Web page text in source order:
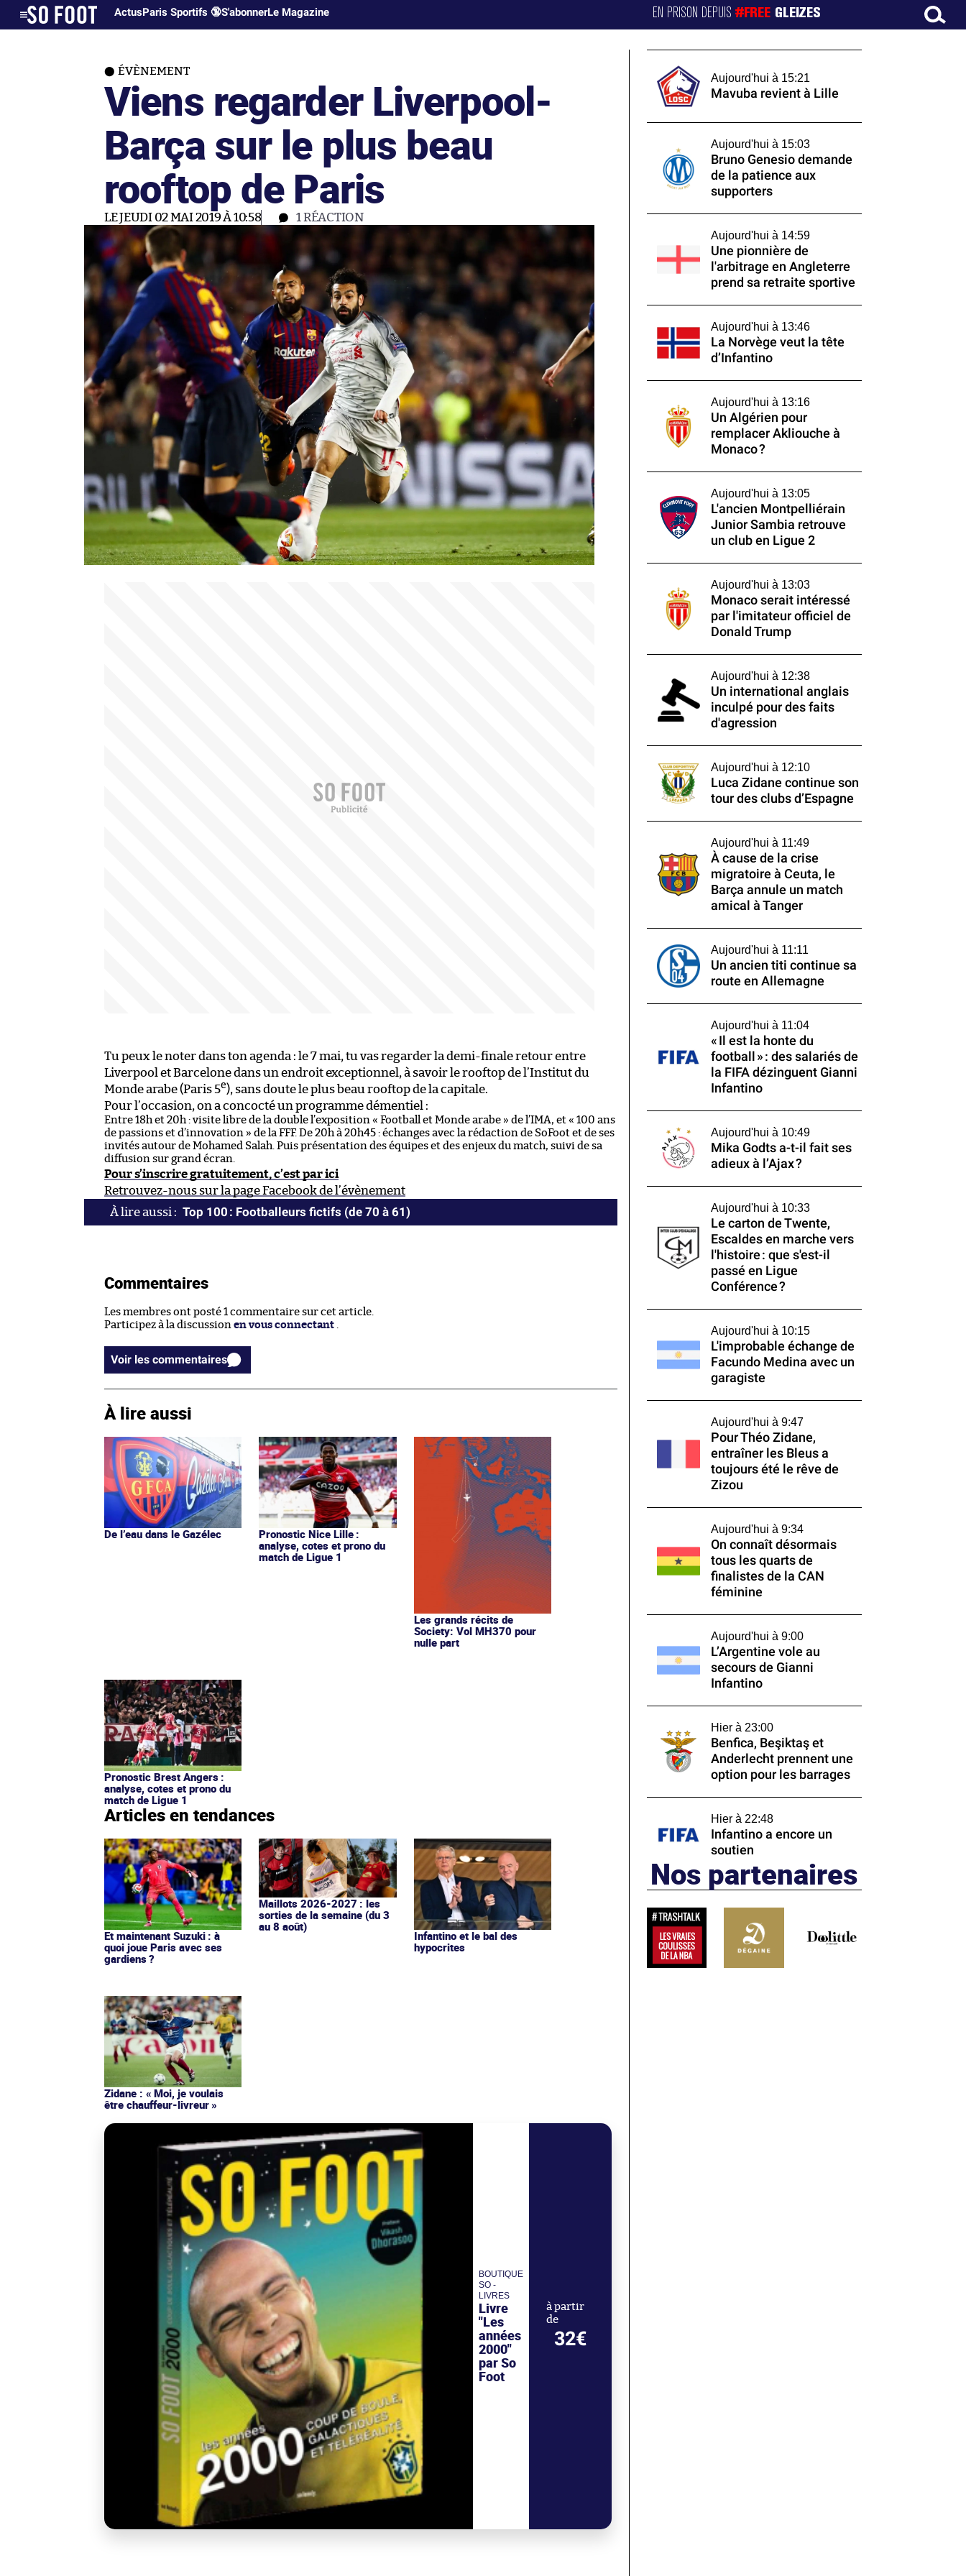
ActusParis Sportifs 🔞S'abonnerLe Magazine EN PRISON DEPUIS#FREE GLEIZES
ÉVÈNEMENT
Viens regarder Liverpool-
Barça sur le plus beau
rooftop de Paris
LE JEUDI 02 MAI 2019 À 10:58 1 RÉACTION
Tu peux le noter dans ton agenda : le 7 mai, tu vas regarder la demi-finale retour entre
Liverpool et Barcelone dans un endroit exceptionnel, à savoir le rooftop de l’Institut du
Monde arabe (Paris 5e), sans doute le plus beau rooftop de la capitale.
Pour l’occasion, on a concocté un programme démentiel :
Entre 18h et 20h : visite libre de la double l’exposition « Football et Monde arabe » de l’IMA, et « 100 ans
de passions et d’innovation » de la FFF. De 20h à 20h45 : échanges avec la rédaction de SoFoot et de ses
invités autour de Mohamed Salah. Puis présentation des équipes et des enjeux du match, suivi de sa
diffusion sur grand écran.
Pour s’inscrire gratuitement, c’est par ici
Retrouvez-nous sur la page Facebook de l’évènement
Top 100 : Footballeurs fictifs (de 70 à 61)
Commentaires
Les membres ont posté 1 commentaire sur cet article.
Participez à la discussion en vous connectant
Voir les commentaires
À lire aussi
De l’eau dans le Gazélec
Pronostic Nice Lille :
analyse, cotes et prono du
match de Ligue 1
Les grands récits de
Society: Vol MH370 pour
nulle part
Pronostic Brest Angers :
analyse, cotes et prono du
match de Ligue 1
Articles en tendances
Et maintenant Suzuki : à
quoi joue Paris avec ses
gardiens ?
Maillots 2026-2027 : les
sorties de la semaine (du 3
au 8 août)
Infantino et le bal des
hypocrites
Zidane : « Moi, je voulais
être chauffeur-livreur »
BOUTIQUE
SO -
LIVRES
Livre
"Les
années
2000"
par So
Foot
à partir
de
32€
Aujourd'hui à 15:21
Mavuba revient à Lille
Aujourd'hui à 15:03
Bruno Genesio demande
de la patience aux
supporters
Aujourd'hui à 14:59
Une pionnière de
l'arbitrage en Angleterre
prend sa retraite sportive
Aujourd'hui à 13:46
La Norvège veut la tête
d’Infantino
Aujourd'hui à 13:16
Un Algérien pour
remplacer Akliouche à
Monaco ?
Aujourd'hui à 13:05
L'ancien Montpelliérain
Junior Sambia retrouve
un club en Ligue 2
Aujourd'hui à 13:03
Monaco serait intéressé
par l'imitateur officiel de
Donald Trump
Aujourd'hui à 12:38
Un international anglais
inculpé pour des faits
d'agression
Aujourd'hui à 12:10
Luca Zidane continue son
tour des clubs d’Espagne
Aujourd'hui à 11:49
À cause de la crise
migratoire à Ceuta, le
Barça annule un match
amical à Tanger
Aujourd'hui à 11:11
Un ancien titi continue sa
route en Allemagne
Aujourd'hui à 11:04
« Il est la honte du
football » : des salariés de
la FIFA dézinguent Gianni
Infantino
Aujourd'hui à 10:49
Mika Godts a-t-il fait ses
adieux à l’Ajax ?
Aujourd'hui à 10:33
Le carton de Twente,
Escaldes en marche vers
l'histoire : que s'est-il
passé en Ligue
Conférence ?
Aujourd'hui à 10:15
L'improbable échange de
Facundo Medina avec un
garagiste
Aujourd'hui à 9:47
Pour Théo Zidane,
entraîner les Bleus a
toujours été le rêve de
Zizou
Aujourd'hui à 9:34
On connaît désormais
tous les quarts de
finalistes de la CAN
féminine
Aujourd'hui à 9:00
L’Argentine vole au
secours de Gianni
Infantino
Hier à 23:00
Benfica, Beşiktaş et
Anderlecht prennent une
option pour les barrages
Hier à 22:48
Infantino a encore un
soutien
Nos partenaires